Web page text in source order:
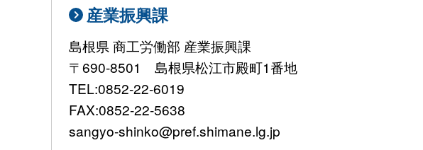
産業振興課
島根県 商工労働部 産業振興課
〒690-8501 島根県松江市殿町1番地
TEL:0852-22-6019
FAX:0852-22-5638
sangyo-shinko@pref.shimane.lg.jp